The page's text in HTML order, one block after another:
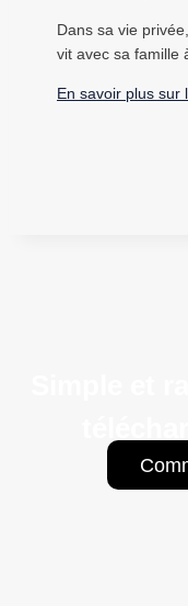
Dans sa vie
vit avec sa famille
En savoir plus sur